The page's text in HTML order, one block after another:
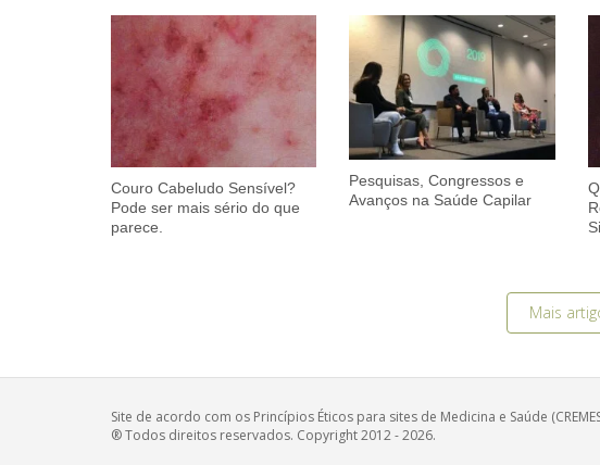
Couro Cabeludo Sensível?
Pode ser mais sério do que
parece.
Pesquisas, Congressos e
Avanços na Saúde Capilar
Mais
Site de acordo com os Princípios Éticos para sites de Medicina e Saúde
® Todos direitos reservados. Copyright 2012 - 2026.